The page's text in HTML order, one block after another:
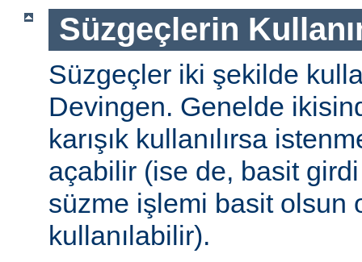
Süzgeçlerin
Süzgeçler iki şekilde
Devingen. Genelde
karışık kullanılırsa
açabilir (ise de, basit girdi
süzme işlemi basit olsun
kullanılabilir).